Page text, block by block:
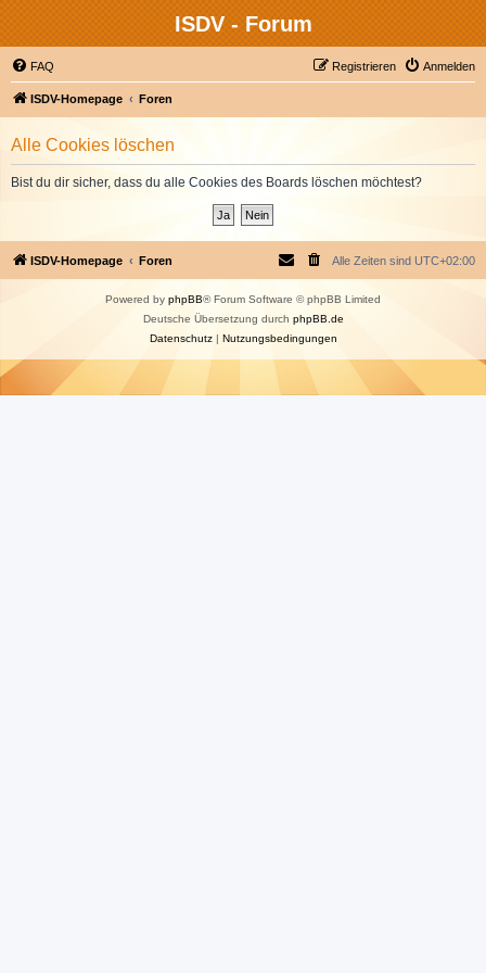
ISDV - Forum
FAQ Anmelden
Registrieren
ISDV-Homepage Foren
Alle Cookies löschen
Bist du dir sicher, dass du alle Cookies des Boards löschen möchtest?
ISDV-Homepage Foren Alle Zeiten sind UTC+02:00
Powered by phpBB® Forum Software © phpBB Limited
Deutsche Übersetzung durch phpBB.de
Datenschutz| Nutzungsbedingungen